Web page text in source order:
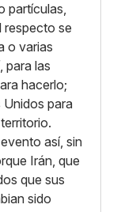
partículas,
respecto se
o varias
para las
hacerlo;
para
así, sin
Irán, que
que sus
sido